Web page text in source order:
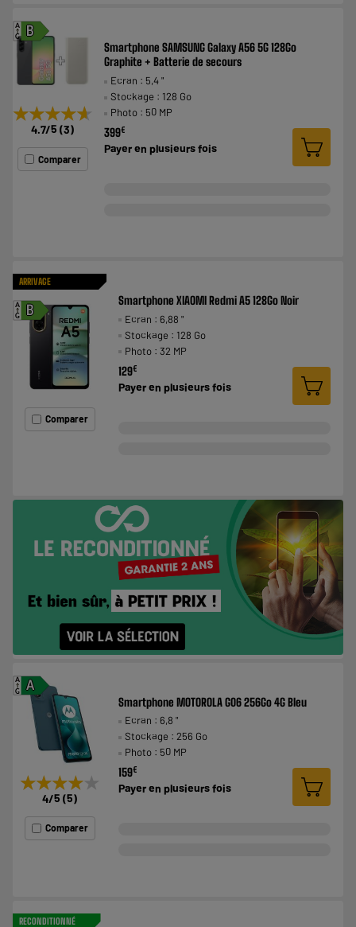
B
A
G
★★★★★
★★★★★
4.7/5 (3)
Comparer
Smartphone SAMSUNG Galaxy A56 5G 128Go
Graphite + Batterie de secours
Ecran : 5,4 "
Stockage : 128 Go
Photo : 50 MP
399€
Payer en plusieurs fois
ARRIVAGE
B
A
G
Comparer
Smartphone XIAOMI Redmi A5 128Go Noir
Ecran : 6,88 "
Stockage : 128 Go
Photo : 32 MP
129€
Payer en plusieurs fois
A
A
G
★★★★★
★★★★★
4/5 (5)
Comparer
Smartphone MOTOROLA G06 256Go 4G Bleu
Ecran : 6,8 "
Stockage : 256 Go
Photo : 50 MP
159€
Payer en plusieurs fois
RECONDITIONNÉ